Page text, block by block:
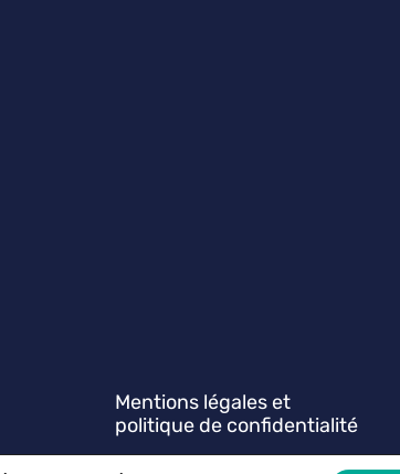
Mentions légales et
politique de confidentialité